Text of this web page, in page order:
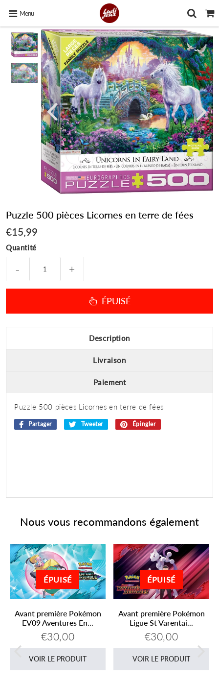
Menu
Puzzle 500 pièces Licornes en terre de fées
€15,99
Quantité
+
-
ÉPUISÉ
Description
Livraison
Paiement
Puzzle 500 pièces Licornes en terre de fées
Partager
Partager
Tweeter
Tweeter
Épingler
Nous vous recommandons également
ÉPUISÉ
Avant première Pokémon
EV09 Aventures En...
Prix
régulier
€30,00
VOIR LE PRODUIT
ÉPUISÉ
Avant première Pokémon
Ligue St Varentai...
Prix
régulier
€30,00
VOIR LE PRODUIT